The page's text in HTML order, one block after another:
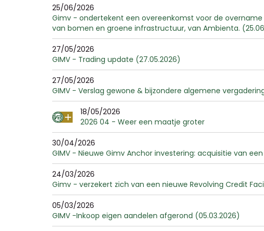
25/06/2026
Gimv - ondertekent een overeenkomst voor de
van bomen en groene infrastructuur, van Ambienta.
27/05/2026
GIMV - Trading update (27.05.2026)
27/05/2026
GIMV - Verslag gewone & bijzondere algemene
18/05/2026
2026 04 - Weer een maatje groter
30/04/2026
GIMV - Nieuwe Gimv Anchor investering: acquisitie van
24/03/2026
Gimv - verzekert zich van een nieuwe Revolving Credit
05/03/2026
GIMV -Inkoop eigen aandelen afgerond (05.03.2026)